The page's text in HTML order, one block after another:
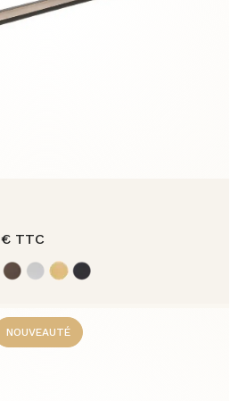
€ TTC
NOUVEAUTÉ